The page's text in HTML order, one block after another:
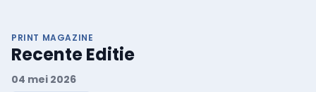
PRINT MAGAZINE
Recente Editie
04 mei 2026